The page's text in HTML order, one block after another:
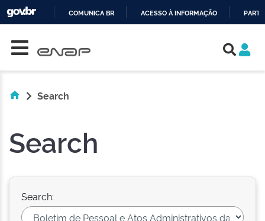
COMUNICA BR ACESSO À INFORMAÇÃO
Search
Search
Search: